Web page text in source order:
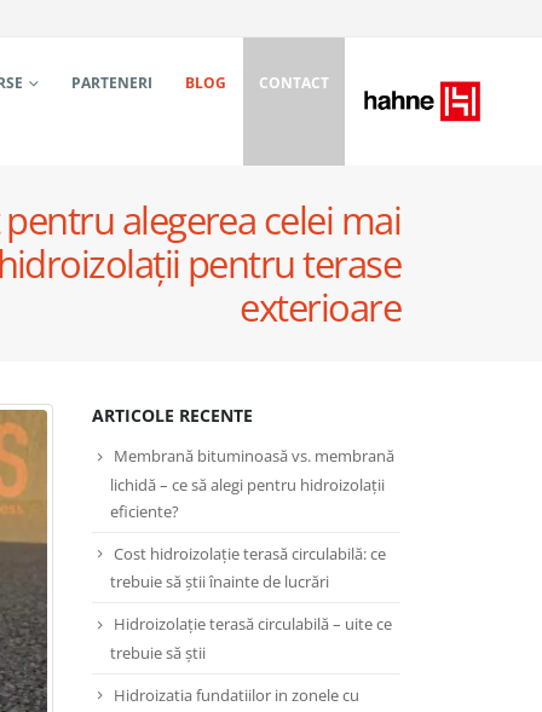
PARTENERI BLOG CONTACT
alegerea celei mai
pentru terase
exterioare
ARTICOLE RECENTE
Membrană bituminoasă vs. membrană
lichidă – ce să alegi pentru hidroizolații
eficiente?
Cost hidroizolație terasă circulabilă: ce
trebuie să știi înainte de lucrări
Hidroizolație terasă circulabilă – uite ce
trebuie să știi
Hidroizatia fundatiilor in zonele cu